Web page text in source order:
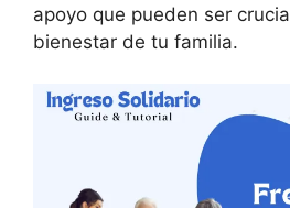
apoyo que pueden ser
bienestar de tu familia.